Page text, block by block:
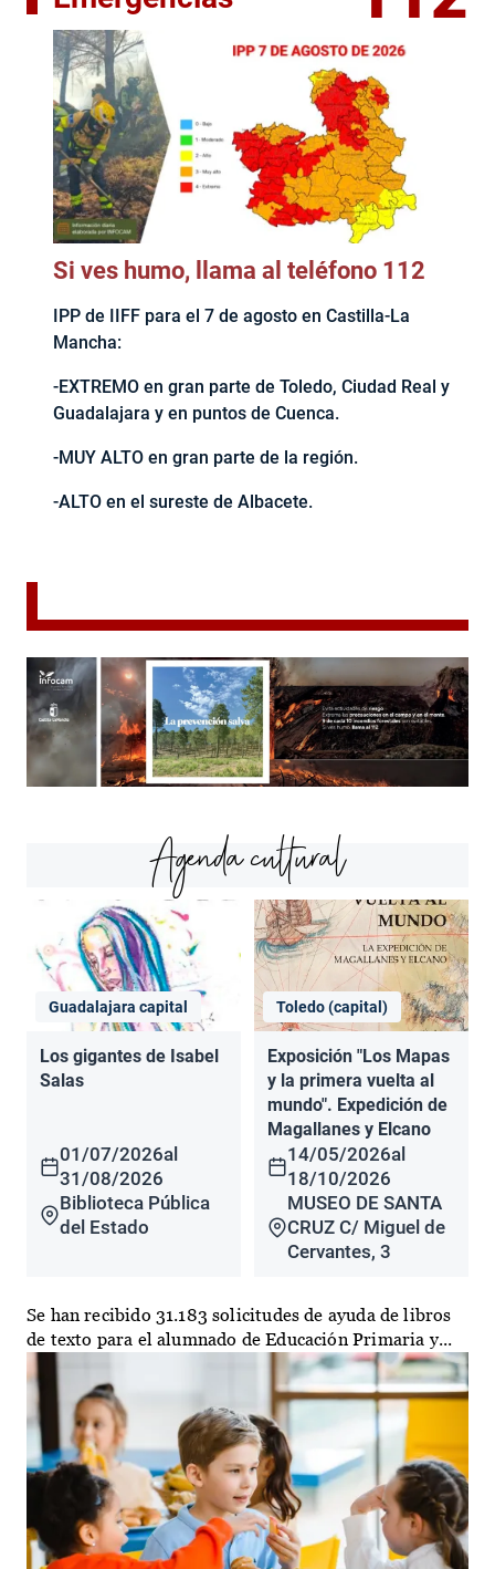
Si ves humo, llama al teléfono 112
IPP de IIFF para el 7 de agosto en Castilla-La
Mancha:
-EXTREMO en gran parte de Toledo, Ciudad Real y
Guadalajara y en puntos de Cuenca.
-MUY ALTO en gran parte de la región.
-ALTO en el sureste de Albacete.
Agenda cultural
Guadalajara capital
Los gigantes de Isabel
Salas
01/07/2026al
31/08/2026
Biblioteca Pública
del Estado
Toledo (capital)
Exposición "Los Mapas
y la primera vuelta al
mundo". Expedición de
Magallanes y Elcano
14/05/2026al
18/10/2026
MUSEO DE SANTA
CRUZ C/ Miguel de
Cervantes, 3
Se han recibido 31.183 solicitudes de ayuda de libros
de texto para el alumnado de Educación Primaria y...